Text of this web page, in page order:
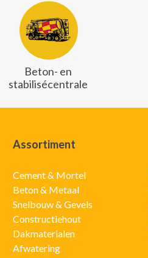
Beton- en
stabilisécentrale
Assortiment
Cement & Mortel
Beton & Metaal
Snelbouw & Gevels
Constructiehout
Dakmaterialen
Afwatering